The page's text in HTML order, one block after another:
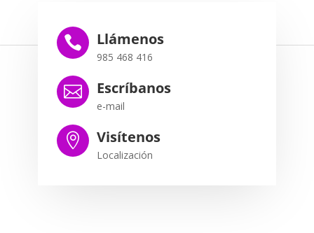
 Llámenos
985 468 416
 Escríbanos
e-mail
 Visítenos
Localización